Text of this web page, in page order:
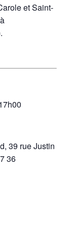
et Saint-
39 rue Justin
36